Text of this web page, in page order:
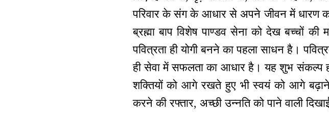
परिवार के संग के आधार से अपने जीवन में
ब्रह्मा बाप विशेष पाण्डव सेना को देख बच्चों
पवित्रता ही योगी बनने का पहला साधन है।
ही सेवा में सफलता का आधार है। यह शुभ संकल्प
शक्तियों को आगे रखते हुए भी स्वयं को आगे
करने की रफ्तार, अच्छी उन्नति को पाने वाली